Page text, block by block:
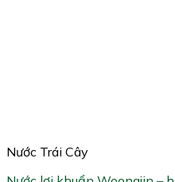
Nước Trái Cây